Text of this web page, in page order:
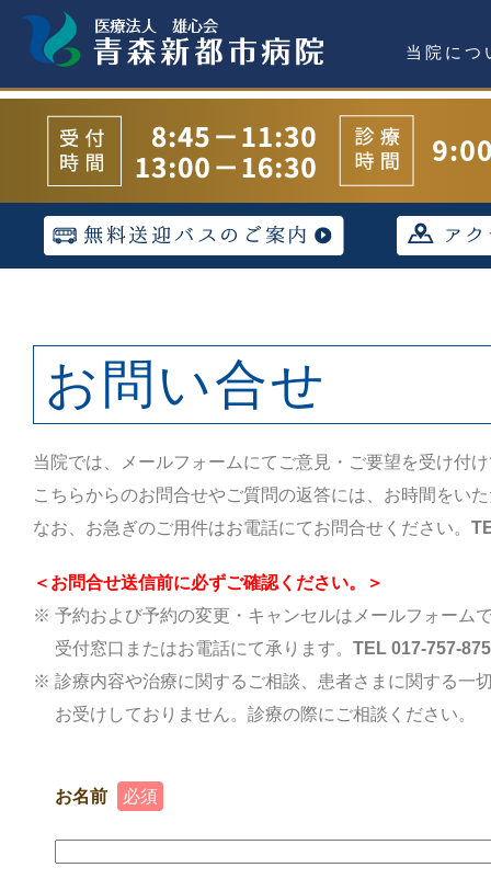
当院につ
お問い合せ
当院では、メールフォームにてご意見・ご要望を受け付
こちらからのお問合せやご質問の返答には、お時間をい
なお、お急ぎのご用件はお電話にてお問合せください。
＜お問合せ送信前に必ずご確認ください。＞
※ 予約および予約の変更・キャンセルはメールフォーム
受付窓口またはお電話にて承ります。 TEL 017-757-
※ 診療内容や治療に関するご相談、患者さまに関する一
お受けしておりません。診療の際にご相談ください。
お名前 必須